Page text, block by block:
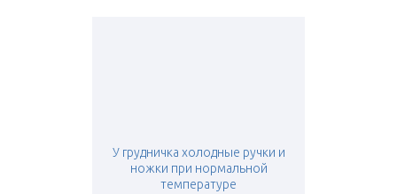
У грудничка холодные ручки и
ножки при нормальной
температуре